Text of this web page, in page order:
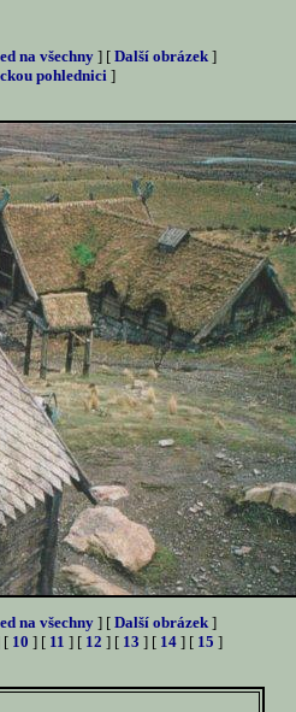
na všechny ] [ Další obrázek ]
pohlednici ]
na všechny ] [ Další obrázek ]
[ 10 ] [ 11 ] [ 12 ] [ 13 ] [ 14 ] [ 15 ]